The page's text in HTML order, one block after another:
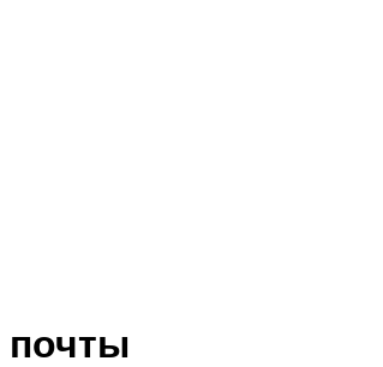
почты